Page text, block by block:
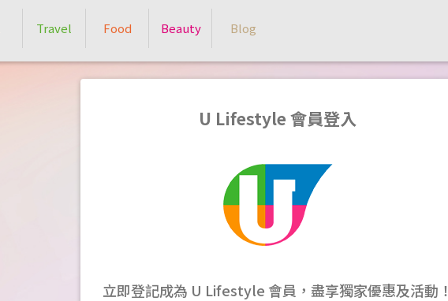
Travel Food Beauty Blog
U Lifestyle 會員登入
立即登記成為 U Lifestyle 會員，盡享獨家優惠及活動！